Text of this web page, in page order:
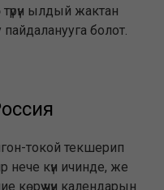
ылдый жактан
болот.
токой текшерип
нече күн ичинде, же
көрүү үчүн календарын